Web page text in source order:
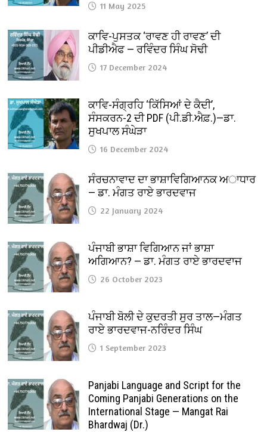
11 May 2025
ਕਾਵਿ-ਪੁਸਤਕ ‘ਰਾਵਣ ਹੀ ਰਾਵਣ’ ਦੀ
ਪੀਡੀਐਫ — ਰਵਿੰਦਰ ਸਿੰਘ ਸੋਢੀ
17 December 2024
ਕਾਵਿ-ਸੰਗ੍ਰਹਿ ‘ਕਿੱਸਿਆਂ ਦੇ ਕੈਦੀ’,
ਸੰਸਕਰਨ-2 ਦੀ PDF (ਪੀ.ਡੀ.ਐਫ਼.)—ਡਾ.
ਸੁਖਪਾਲ ਸੰਘੇੜਾ
16 December 2024
ਸੰਰਚਨਾਵਾਦ ਦਾ ਭਾਸ਼ਾਵਿਗਿਆਨਕ ਅਾਧਾਰ
— ਡਾ. ਮੰਗਤ ਰਾਏ ਭਾਰਦਵਾਜ
22 January 2024
ਪੰਜਾਬੀ ਭਾਸ਼ਾ ਵਿਗਿਆਨ ਜਾਂ ਭਾਸ਼ਾ
ਅਗਿਆਨ? — ਡਾ. ਮੰਗਤ ਰਾਏ ਭਾਰਦਵਾਜ
26 October 2023
ਪੰਜਾਬੀ ਬੋਲੀ ਦੇ ਕੁਦਰਤੀ ਸੁਰ ਤਾਲ—ਮੰਗਤ
ਰਾਏ ਭਾਰਦਵਾਜ-ਨਰਿੰਦਰ ਸਿੰਘ
1 September 2023
Panjabi Language and Script for the
Coming Panjabi Generations on the
International Stage — Mangat Rai
Bhardwaj (Dr.)